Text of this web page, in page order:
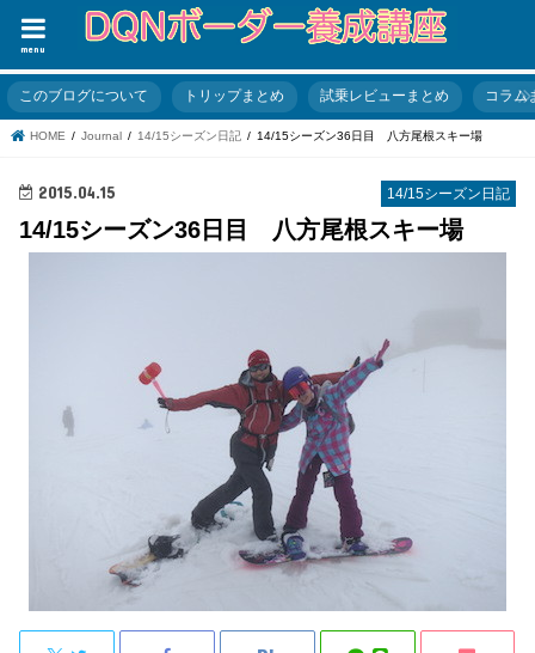
menu
このブログについて トリップまとめ 試乗レビューまとめ コラム
HOME Journal 14/15シーズン日記 14/15シーズン36日目 八方尾根スキー場
14/15シーズン日記
2015.04.15
14/15シーズン36日目 八方尾根スキー場